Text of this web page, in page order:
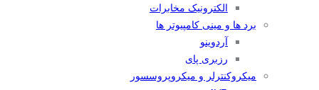
الکترونیک مخابرات
برد ها و مینی کامپیوتر ها
آردوینو
رزبری پای
میکروکنترلر و میکروپروسسور